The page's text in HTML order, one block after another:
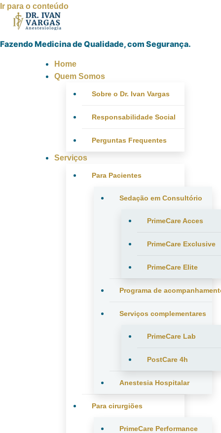
Ir para o conteúdo
Fazendo Medicina de Qualidade, com Segurança.
Home
Quem Somos
Sobre o Dr. Ivan Vargas
Responsabilidade Social
Perguntas Frequentes
Serviços
Para Pacientes
Sedação em Consultório
PrimeCare Acces
PrimeCare Exclusive
PrimeCare Elite
Programa de
Serviços complementares
PrimeCare Lab
PostCare 4h
Anestesia Hospitalar
Para cirurgiões
PrimeCare Performance